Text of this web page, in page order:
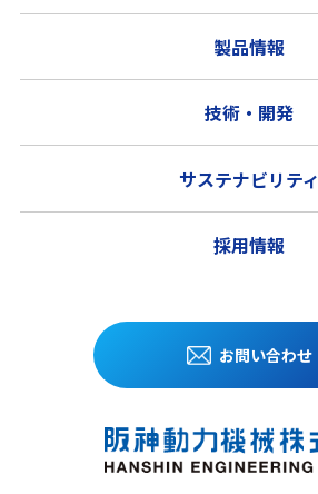
お問い合わせ
製品情報
技術・開発
サステナビリティ
採用情報